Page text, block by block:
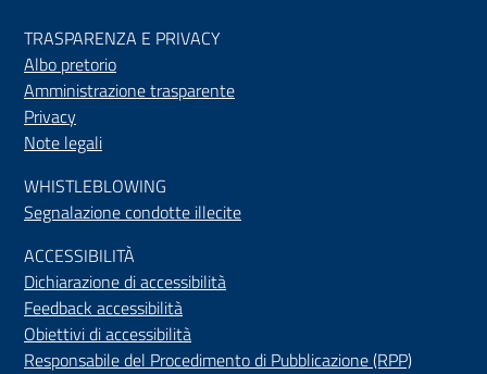
TRASPARENZA E PRIVACY
Albo pretorio
Amministrazione trasparente
Privacy
Note legali
WHISTLEBLOWING
Segnalazione condotte illecite
ACCESSIBILITÀ
Dichiarazione di accessibilità
Feedback accessibilità
Obiettivi di accessibilità
Responsabile del Procedimento di Pubblicazione (RPP)